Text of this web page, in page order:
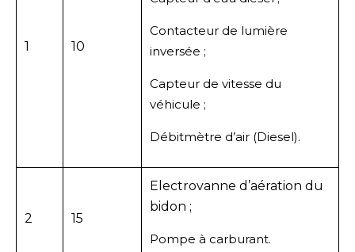
1 10
Contacteur de lumière
inversée ;
Capteur de vitesse du
véhicule ;
Débitmètre d’air (Diesel).
2 15
Electrovanne d’aération du
bidon ;
Pompe à carburant.